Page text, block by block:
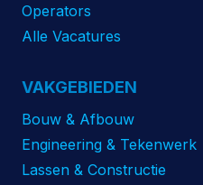
Operators
Alle Vacatures
VAKGEBIEDEN
Bouw & Afbouw
Engineering & Tekenwerk
Lassen & Constructie